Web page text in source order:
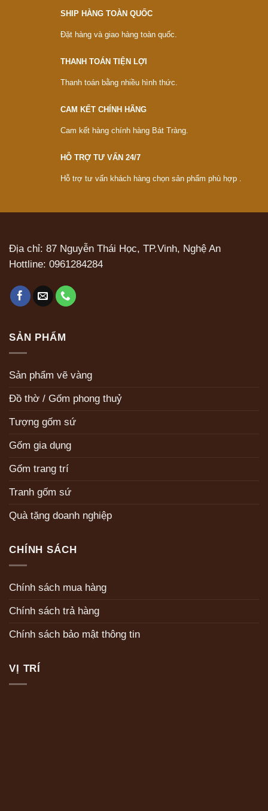
SHIP HÀNG TOÀN QUỐC
Đặt hàng và giao hàng toàn quốc.
THANH TOÁN TIỆN LỢI
Thanh toán bằng nhiều hình thức.
CAM KẾT CHÍNH HÃNG
Cam kết hàng chính hàng Bát Tràng.
HỖ TRỢ TƯ VẤN 24/7
Hỗ trợ tư vấn khách hàng chọn sản phẩm phù hợp .
Địa chỉ: 87 Nguyễn Thái Học, TP.Vinh, Nghệ An
Hottline: 0961284284
SẢN PHẨM
Sản phẩm vẽ vàng
Đồ thờ / Gốm phong thuỷ
Tượng gốm sứ
Gốm gia dụng
Gốm trang trí
Tranh gốm sứ
Quà tặng doanh nghiệp
CHÍNH SÁCH
Chính sách mua hàng
Chính sách trả hàng
Chính sách bảo mật thông tin
VỊ TRÍ